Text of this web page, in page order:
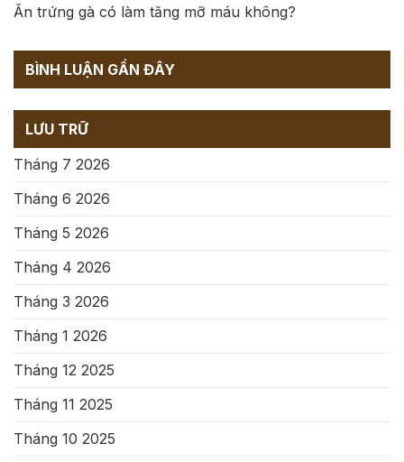
Ăn trứng gà có làm tăng mỡ máu không?
BÌNH LUẬN GẦN ĐÂY
LƯU TRỮ
Tháng 7 2026
Tháng 6 2026
Tháng 5 2026
Tháng 4 2026
Tháng 3 2026
Tháng 1 2026
Tháng 12 2025
Tháng 11 2025
Tháng 10 2025